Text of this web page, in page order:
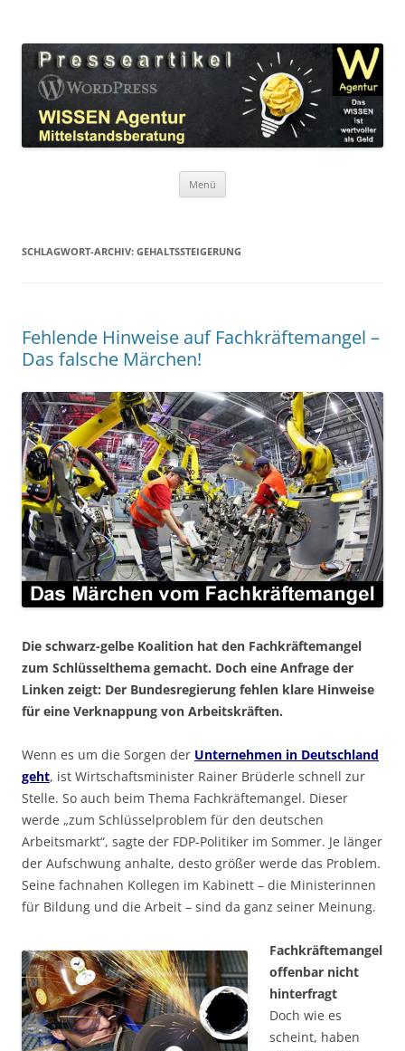
Agentur
Menü
SCHLAGWORT-ARCHIV: GEHALTSSTEIGERUNG
Fehlende Hinweise auf Fachkräftemangel –
Das falsche Märchen!
Die schwarz-gelbe Koalition hat den Fachkräftemangel
zum Schlüsselthema gemacht. Doch eine Anfrage der
Linken zeigt: Der Bundesregierung fehlen klare Hinweise
für eine Verknappung von Arbeitskräften.
Wenn es um die Sorgen der Unternehmen in Deutschland
geht, ist Wirtschaftsminister Rainer Brüderle schnell zur
Stelle. So auch beim Thema Fachkräftemangel. Dieser
werde „zum Schlüsselproblem für den deutschen
Arbeitsmarkt“, sagte der FDP-Politiker im Sommer. Je länger
der Aufschwung anhalte, desto größer werde das Problem.
Seine fachnahen Kollegen im Kabinett – die Ministerinnen
für Bildung und die Arbeit – sind da ganz seiner Meinung.
Fachkräftemangel
offenbar nicht
hinterfragt
Doch wie es
scheint, haben